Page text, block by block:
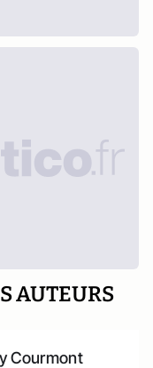
AUTEURS
Courmont